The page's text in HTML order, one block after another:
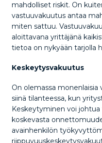
mahdolliset riskit. On
vastuuvakuutus antaa
miten sattuu.
aloittavana yrittäjänä
tietoa on nykyään tarjolla
Keskeytysvakuutus
On olemassa
siinä tilanteessa, kun
Keskeytyminen voi
koskevasta
avainhenkilön